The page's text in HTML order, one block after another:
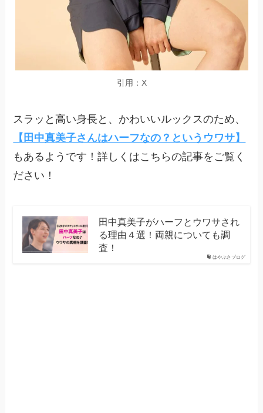
引用：X
スラッと高い身長と、かわいいルックスのため、
【田中真美子さんはハーフなの？というウワサ】
もあるようです！詳しくはこちらの記事をご覧く
ださい！
はやぶさブログ
田中真美子がハーフとウワサされ
る理由４選！両親についても調
査！